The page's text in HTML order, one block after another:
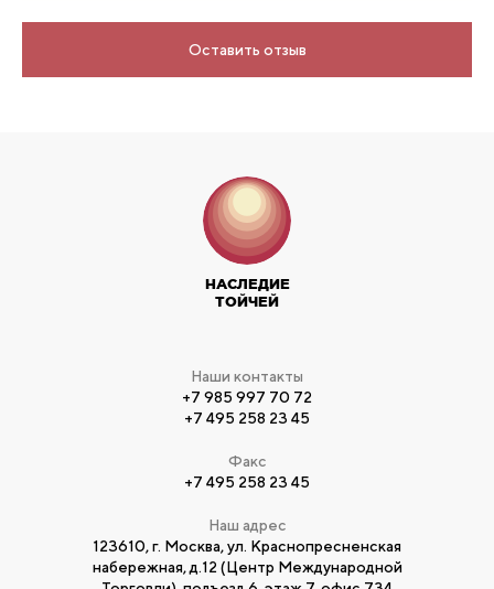
Оставить отзыв
НАСЛЕДИЕ
ТОЙЧЕЙ
Наши контакты
+7 985 997 70 72
+7 495 258 23 45
Факс
+7 495 258 23 45
Наш адрес
123610, г. Москва, ул. Краснопресненская
набережная, д.12 (Центр Международной